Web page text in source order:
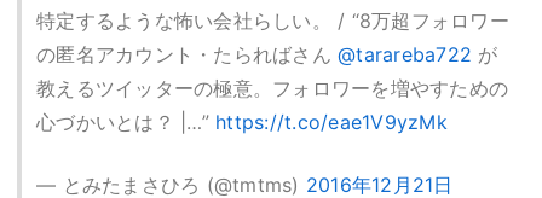
特定するような怖い会社らしい。 / “8万超フォロワー
の匿名アカウント・たらればさん @tarareba722 が
教えるツイッターの極意。フォロワーを増やすための
心づかいとは？ |…” https://t.co/eae1V9yzMk
— とみたまさひろ (@tmtms) 2016年12月21日